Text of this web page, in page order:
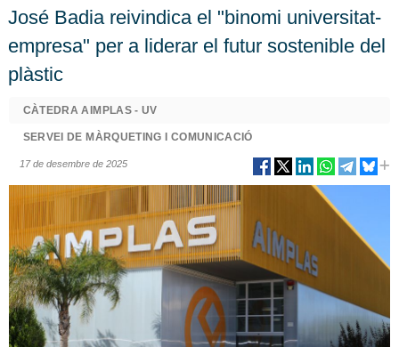
José Badia reivindica el "binomi universitat-
empresa" per a liderar el futur sostenible del
plàstic
CÀTEDRA AIMPLAS - UV
SERVEI DE MÀRQUETING I COMUNICACIÓ
17 de desembre de 2025